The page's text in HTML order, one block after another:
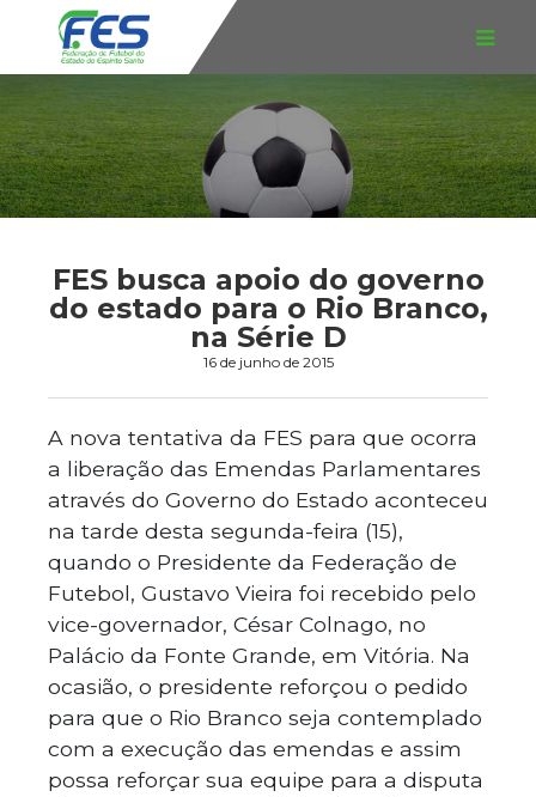
FES busca apoio do governo
do estado para o Rio Branco,
na Série D
16 de junho de 2015
A nova tentativa da FES para que ocorra
a liberação das Emendas Parlamentares
através do Governo do Estado aconteceu
na tarde desta segunda-feira (15),
quando o Presidente da Federação de
Futebol, Gustavo Vieira foi recebido pelo
vice-governador, César Colnago, no
Palácio da Fonte Grande, em Vitória. Na
ocasião, o presidente reforçou o pedido
para que o Rio Branco seja contemplado
com a execução das emendas e assim
possa reforçar sua equipe para a disputa